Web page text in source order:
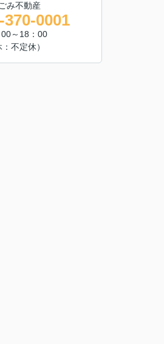
み不動産
370-0001
～18：00
：不定休）